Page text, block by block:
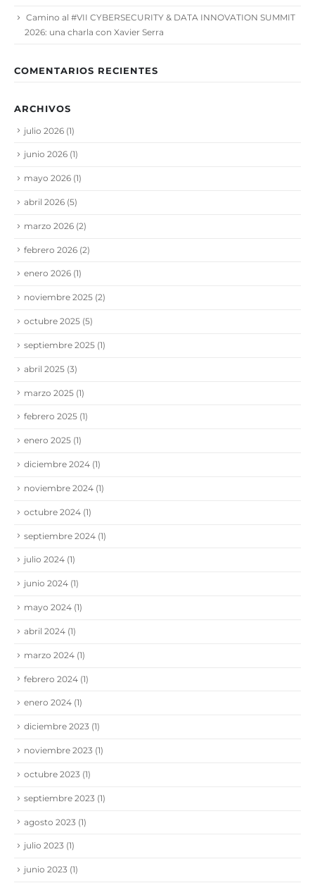
Camino al #VII CYBERSECURITY & DATA INNOVATION SUMMIT
2026: una charla con Xavier Serra
COMENTARIOS RECIENTES
ARCHIVOS
julio 2026 (1)
junio 2026 (1)
mayo 2026 (1)
abril 2026 (5)
marzo 2026 (2)
febrero 2026 (2)
enero 2026 (1)
noviembre 2025 (2)
octubre 2025 (5)
septiembre 2025 (1)
abril 2025 (3)
marzo 2025 (1)
febrero 2025 (1)
enero 2025 (1)
diciembre 2024 (1)
noviembre 2024 (1)
octubre 2024 (1)
septiembre 2024 (1)
julio 2024 (1)
junio 2024 (1)
mayo 2024 (1)
abril 2024 (1)
marzo 2024 (1)
febrero 2024 (1)
enero 2024 (1)
diciembre 2023 (1)
noviembre 2023 (1)
octubre 2023 (1)
septiembre 2023 (1)
agosto 2023 (1)
julio 2023 (1)
junio 2023 (1)